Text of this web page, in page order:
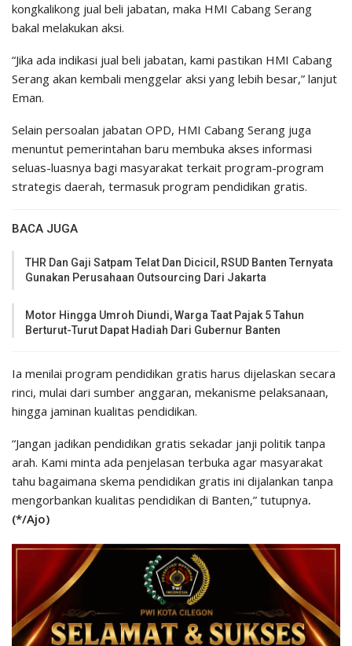
kongkalikong jual beli jabatan, maka HMI Cabang Serang
bakal melakukan aksi.
“Jika ada indikasi jual beli jabatan, kami pastikan HMI Cabang
Serang akan kembali menggelar aksi yang lebih besar,” lanjut
Eman.
Selain persoalan jabatan OPD, HMI Cabang Serang juga
menuntut pemerintahan baru membuka akses informasi
seluas-luasnya bagi masyarakat terkait program-program
strategis daerah, termasuk program pendidikan gratis.
BACA JUGA
THR Dan Gaji Satpam Telat Dan Dicicil, RSUD Banten Ternyata
Gunakan Perusahaan Outsourcing Dari Jakarta
Motor Hingga Umroh Diundi, Warga Taat Pajak 5 Tahun
Berturut-Turut Dapat Hadiah Dari Gubernur Banten
Ia menilai program pendidikan gratis harus dijelaskan secara
rinci, mulai dari sumber anggaran, mekanisme pelaksanaan,
hingga jaminan kualitas pendidikan.
“Jangan jadikan pendidikan gratis sekadar janji politik tanpa
arah. Kami minta ada penjelasan terbuka agar masyarakat
tahu bagaimana skema pendidikan gratis ini dijalankan tanpa
mengorbankan kualitas pendidikan di Banten,” tutupnya.
(*/Ajo)